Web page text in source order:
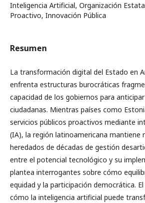
Inteligencia Artificial, Organización
Proactivo, Innovación Pública
Resumen
La transformación digital del Estado en
enfrenta estructuras burocráticas
capacidad de los gobiernos para
ciudadanas. Mientras países como
servicios públicos proactivos mediante
(IA), la región latinoamericana mantiene
heredados de décadas de gestión
entre el potencial tecnológico y su
plantea interrogantes sobre cómo
equidad y la participación democrática.
cómo la inteligencia artificial puede